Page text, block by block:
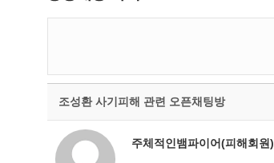
워킹홀리데이 피해사례
조성환 사기피해 관련 오픈채팅방
주체적인뱀파이어(피해회원)